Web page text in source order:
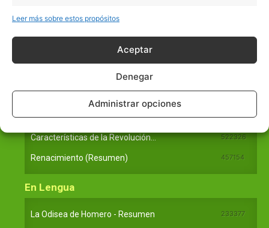
Leer más sobre estos propósitos
Aceptar
Denegar
Administrar opciones
Teoría de los Cuatro Elementos
En Historia
Las principales características... 525533
Características de la Revolución... 522326
Renacimiento (Resumen) 457154
En Lengua
La Odisea de Homero - Resumen 233377